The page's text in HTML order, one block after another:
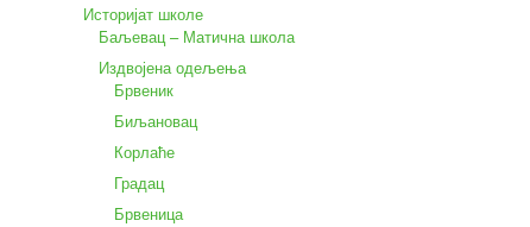
Историјат школе
Баљевац – Матична школа
Издвојена одељења
Брвеник
Биљановац
Корлаће
Градац
Брвеница